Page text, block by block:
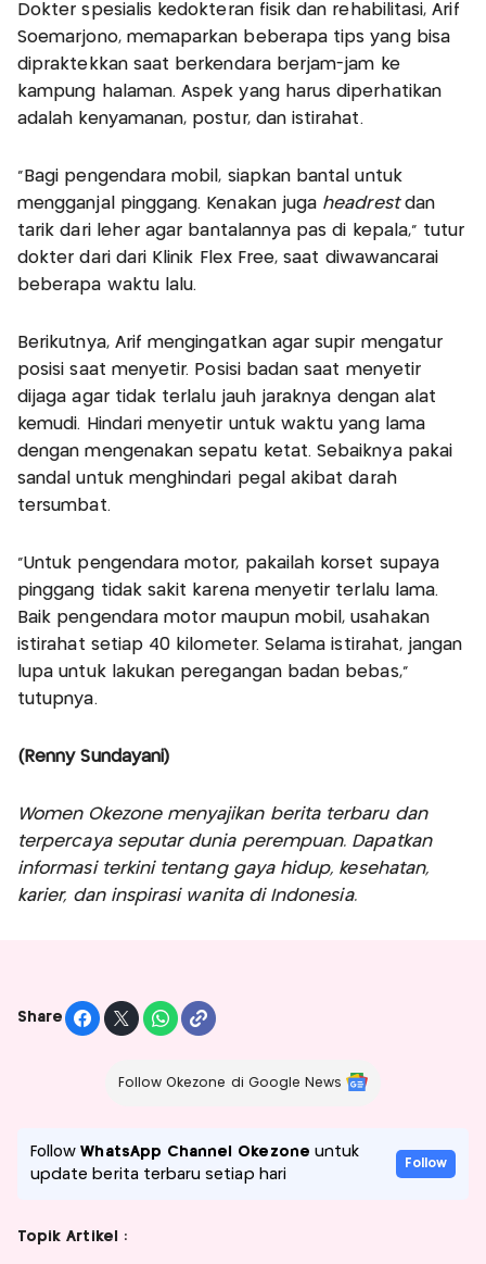
Dokter spesialis kedokteran fisik dan rehabilitasi, Arif
Soemarjono, memaparkan beberapa tips yang bisa
dipraktekkan saat berkendara berjam-jam ke
kampung halaman. Aspek yang harus diperhatikan
adalah kenyamanan, postur, dan istirahat.
“Bagi pengendara mobil, siapkan bantal untuk
mengganjal pinggang. Kenakan juga headrestdan
tarik dari leher agar bantalannya pas di kepala,” tutur
dokter dari dari Klinik Flex Free, saat diwawancarai
beberapa waktu lalu.
Berikutnya, Arif mengingatkan agar supir mengatur
posisi saat menyetir. Posisi badan saat menyetir
dijaga agar tidak terlalu jauh jaraknya dengan alat
kemudi. Hindari menyetir untuk waktu yang lama
dengan mengenakan sepatu ketat. Sebaiknya pakai
sandal untuk menghindari pegal akibat darah
tersumbat.
“Untuk pengendara motor, pakailah korset supaya
pinggang tidak sakit karena menyetir terlalu lama.
Baik pengendara motor maupun mobil, usahakan
istirahat setiap 40 kilometer. Selama istirahat, jangan
lupa untuk lakukan peregangan badan bebas,”
tutupnya.
(Renny Sundayani)
Women Okezone menyajikan berita terbaru dan
terpercaya seputar dunia perempuan. Dapatkan
informasi terkini tentang gaya hidup, kesehatan,
karier, dan inspirasi wanita di Indonesia.
Share
Follow Okezone di Google News
FollowWhatsApp Channel Okezone untuk
update berita terbaru setiap hari
Follow
Topik Artikel :